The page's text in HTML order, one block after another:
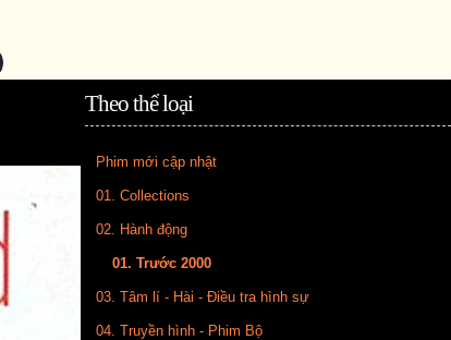
Theo thể loại
Phim mới cập nhật
01. Collections
02. Hành động
01. Trước 2000
03. Tâm lí - Hài - Điều tra hình sự
04. Truyền hình - Phim Bộ